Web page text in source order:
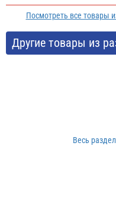
Посмотреть все товары
Другие товары из
Весь раздел